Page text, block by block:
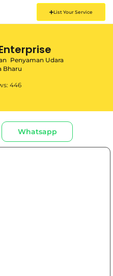
List Your Service
Penyaman Udara
Bharu
446
Whatsapp